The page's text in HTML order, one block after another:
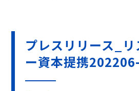
プレスリリース_
ー資本提携